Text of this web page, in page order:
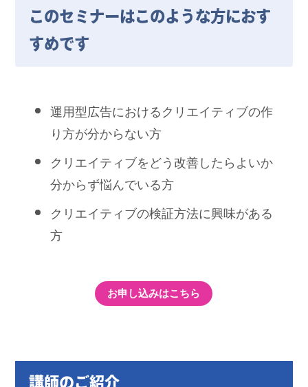
このセミナーはこのような方におす
すめです
運用型広告におけるクリエイティブの作
り方が分からない方
クリエイティブをどう改善したらよいか
分からず悩んでいる方
クリエイティブの検証方法に興味がある
方
お申し込みはこちら
講師のご紹介